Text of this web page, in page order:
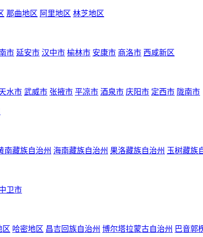
那曲地区 阿里地区 林芝地区
市 延安市 汉中市 榆林市 安康市 商洛市 西咸新区
水市 武威市 张掖市 平凉市 酒泉市 庆阳市 定西市 陇南市
南藏族自治州 海南藏族自治州 果洛藏族自治州 玉树藏族
卫市
区 哈密地区 昌吉回族自治州 博尔塔拉蒙古自治州 巴音郭